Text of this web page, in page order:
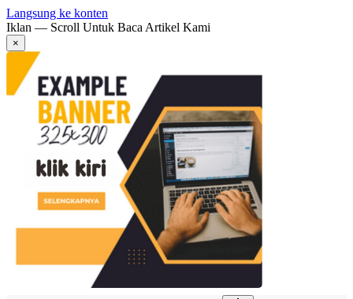
Langsung ke konten
Iklan — Scroll Untuk Baca Artikel Kami
×